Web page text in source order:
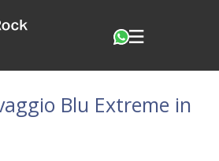
Blu Extreme in